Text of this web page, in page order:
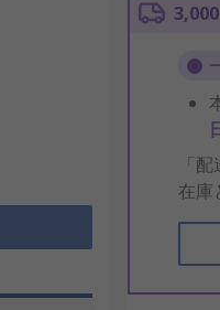
「
在庫